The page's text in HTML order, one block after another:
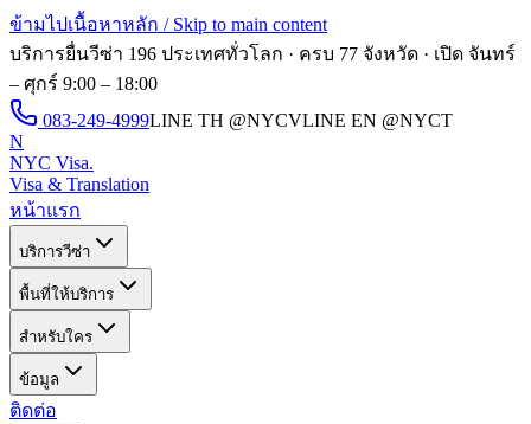
ข้ามไปเนื้อหาหลัก / Skip to main content
บริการยื่นวีซ่า 196 ประเทศทั่วโลก · ครบ 77 จังหวัด · เปิด จันทร์
– ศุกร์ 9:00 – 18:00
083-249-4999LINE TH @NYCVLINE EN @NYCT
N
NYC Visa.
Visa & Translation
หน้าแรก
บริการวีซ่า
พื้นที่ให้บริการ
สำหรับใคร
ข้อมูล
ติดต่อ